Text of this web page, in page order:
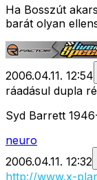
Ha Bosszút
barát olyan
2006.04.11. 12:54
ráadásul dupla
Syd Barrett
neuro
2006.04.11. 12:32
http://www.x-